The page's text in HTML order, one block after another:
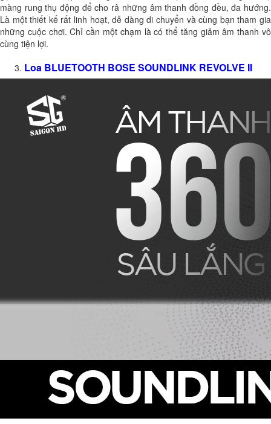
màng rung thụ động để cho râ những âm thanh đồng đều, đa hướng.
Là một thiết kế rất linh hoạt, dễ dàng di chuyển và cùng bạn tham gia
những cuộc chơi. Chỉ cần một chạm là có thể tăng giảm âm thanh vô
cùng tiện lợi.
Loa BLUETOOTH BOSE SOUNDLINK REVOLVE II